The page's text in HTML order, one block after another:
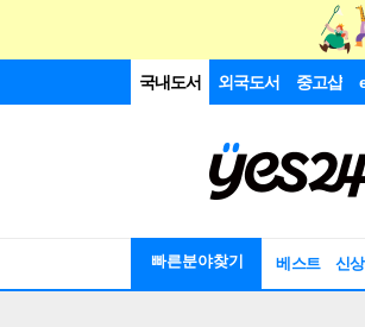
국내도서 외국도서 중고샵
빠른분야찾기 베스트 신